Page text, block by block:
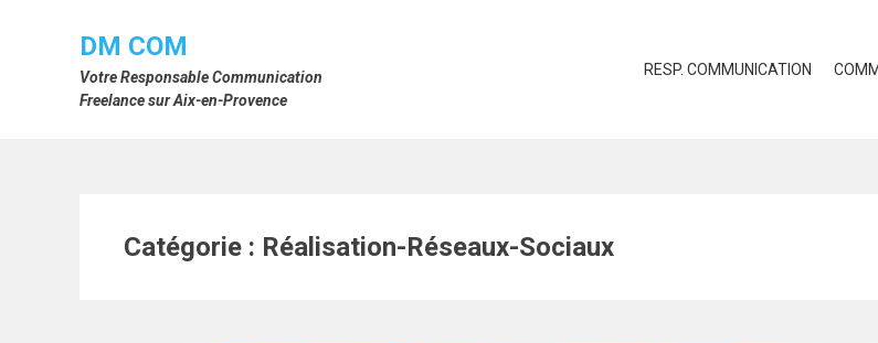
DM COM
Votre Responsable Communication
Freelance sur Aix-en-Provence
RESP. COMMUNICATION
Catégorie : Réalisation-Réseaux-Sociaux